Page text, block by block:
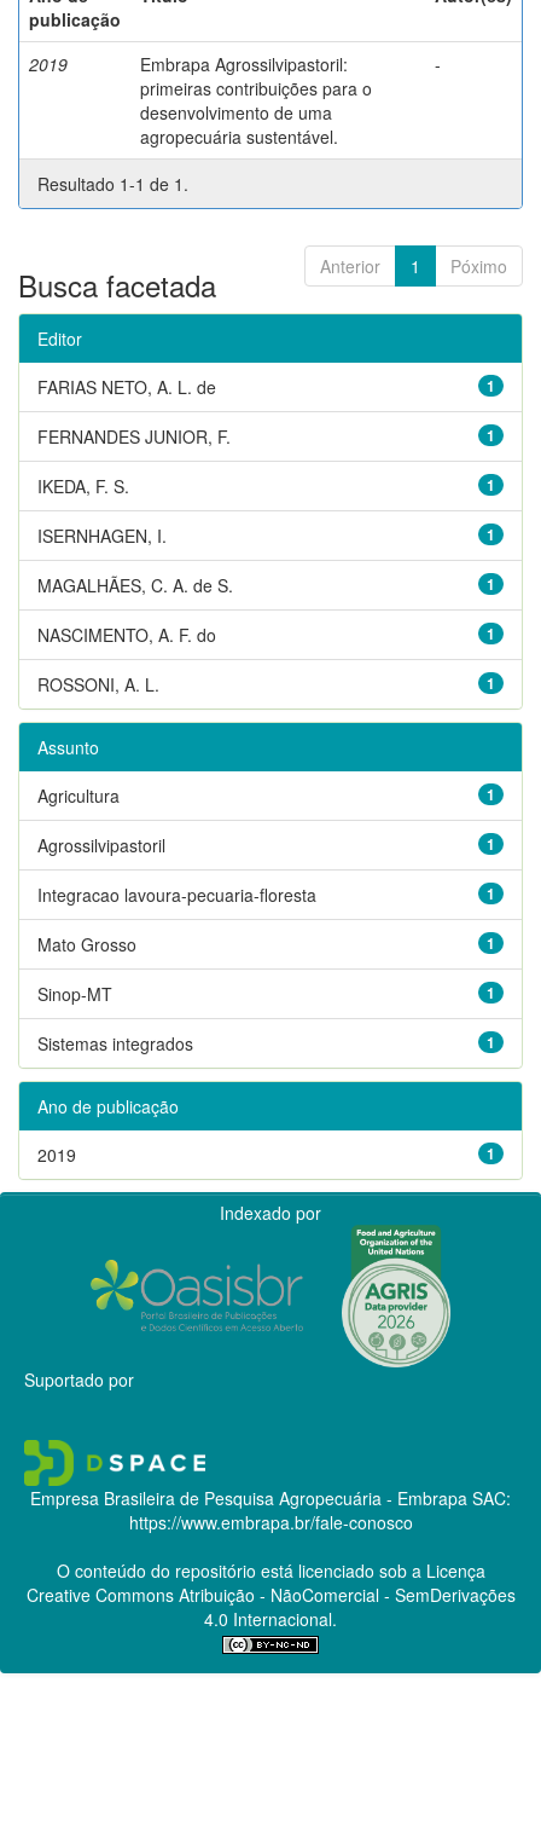
publicação
2019
Embrapa Agrossilvipastoril:
primeiras contribuições para o
desenvolvimento de uma
agropecuária sustentável.
-
Resultado 1-1 de 1.
Anterior 1 Póximo
Busca facetada
Editor
1
FARIAS NETO, A. L. de
1
FERNANDES JUNIOR, F.
1
IKEDA, F. S.
1
ISERNHAGEN, I.
1
MAGALHÃES, C. A. de S.
1
NASCIMENTO, A. F. do
1
ROSSONI, A. L.
Assunto
1
Agricultura
1
Agrossilvipastoril
1
Integracao lavoura-pecuaria-floresta
1
Mato Grosso
1
Sinop-MT
1
Sistemas integrados
Ano de publicação
1
2019
Indexado por
Suportado por
Empresa Brasileira de Pesquisa Agropecuária - Embrapa SAC:
https://www.embrapa.br/fale-conosco
O conteúdo do repositório está licenciado sob a Licença
Creative CommonsAtribuição - NãoComercial - SemDerivações
4.0 Internacional.